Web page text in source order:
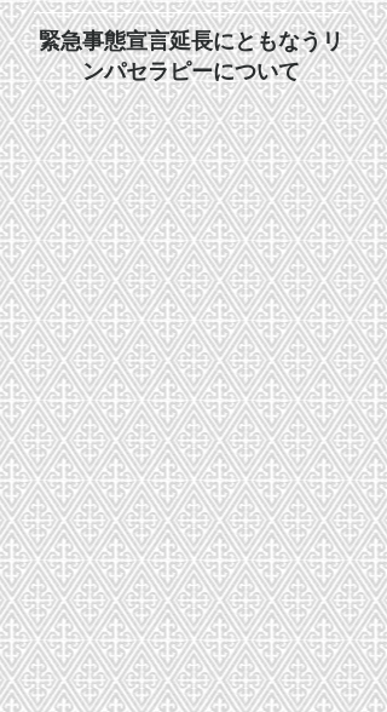
緊急事態宣言延長にともなうリ
ンパセラピーについて